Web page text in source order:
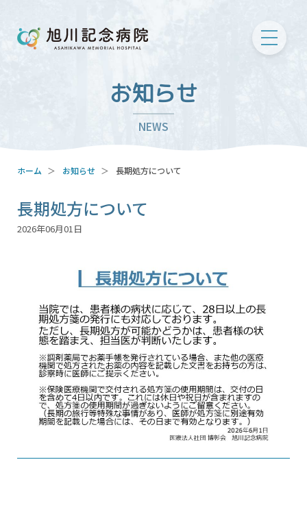
お知らせ
NEWS
ホーム お知らせ 長期処方について
長期処方について
2026年06月01日